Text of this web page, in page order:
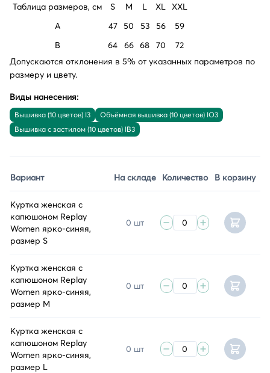
Таблица размеров, см S M L XL XXL
A
47 50 53 56
59
B
64 66 68 70
72
Допускаются отклонения в 5% от указанных параметров по
размеру и цвету.
Виды нанесения:
Вышивка (10 цветов) I3
Объёмная вышивка (10 цветов) IO3
Вышивка с застилом (10 цветов) IB3
Вариант На складе Количество В корзину
Куртка женская с
капюшоном Replay
Women ярко-синяя,
размер S
0 шт
Куртка женская с
капюшоном Replay
Women ярко-синяя,
размер M
0 шт
Куртка женская с
капюшоном Replay
Women ярко-синяя,
размер L
0 шт